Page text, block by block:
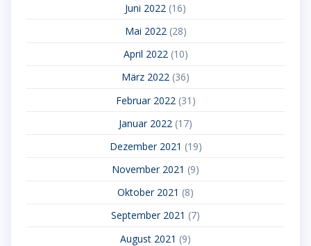
Juni 2022 (16)
Mai 2022(28)
April 2022(10)
März 2022 (36)
Februar 2022 (31)
Januar 2022 (17)
Dezember 2021 (19)
November 2021 (9)
Oktober 2021 (8)
September 2021 (7)
August 2021 (9)